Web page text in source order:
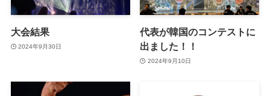
大会結果
2024年9月30日
代表が韓国のコンテストに
出ました！！
2024年9月10日